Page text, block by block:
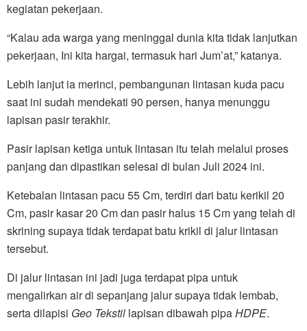
kegiatan pekerjaan.
“Kalau ada warga yang meninggal dunia kita tidak lanjutkan
pekerjaan, Ini kita hargai, termasuk hari Jum’at,” katanya.
Lebih lanjut ia merinci, pembangunan lintasan kuda pacu
saat ini sudah mendekati 90 persen, hanya menunggu
lapisan pasir terakhir.
Pasir lapisan ketiga untuk lintasan itu telah melalui proses
panjang dan dipastikan selesai di bulan Juli 2024 ini.
Ketebalan lintasan pacu 55 Cm, terdiri dari batu kerikil 20
Cm, pasir kasar 20 Cm dan pasir halus 15 Cm yang telah di
skrining supaya tidak terdapat batu krikil di jalur lintasan
tersebut.
Di jalur lintasan ini jadi juga terdapat pipa untuk
mengalirkan air di sepanjang jalur supaya tidak lembab,
serta dilapisi Geo Tekstil lapisan dibawah pipaHDPE.